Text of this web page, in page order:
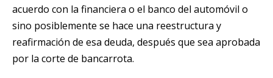
acuerdo con la financiera o el banco del automóvil o
sino posiblemente se hace una reestructura y
reafirmación de esa deuda, después que sea aprobada
por la corte de bancarrota.